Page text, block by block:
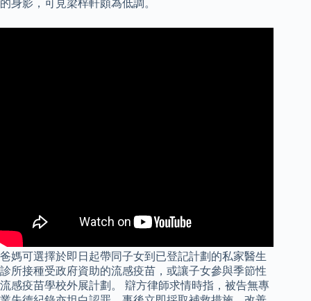
的身影，可見梁梓軒頗為低調。
爸媽可選擇於即日起帶同子女到已登記計劃的私家醫生
診所接種受政府資助的流感疫苗，或讓子女參與季節性
流感疫苗學校外展計劃。 辯方律師求情時指，被告無專